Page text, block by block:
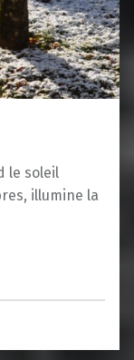
le soleil
illumine la